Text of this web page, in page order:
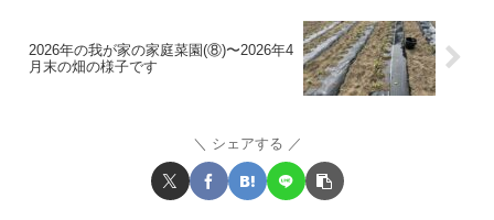
2026年の我が家の家庭菜園(⑧)〜2026年4
月末の畑の様子です
シェアする